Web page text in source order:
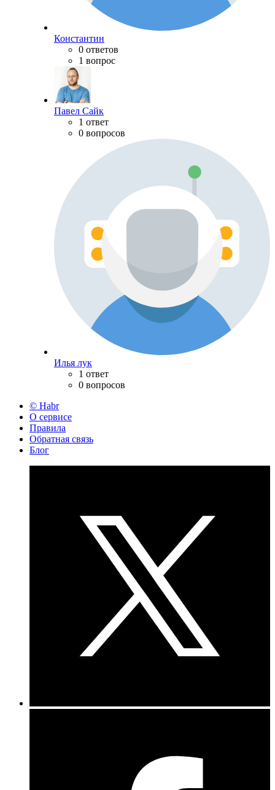
Константин
0 ответов
1 вопрос
Павел Сайк
1 ответ
0 вопросов
Илья лук
1 ответ
0 вопросов
© Habr
О сервисе
Правила
Обратная связь
Блог